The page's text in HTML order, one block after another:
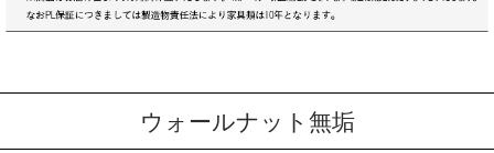
ウォールナット無垢